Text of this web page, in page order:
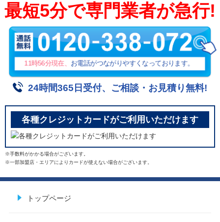
最短5分で専門業者が急行!
11時56分現在、お電話がつながりやすくなっております。
24時間365日受付、ご相談・お見積り無料!
各種クレジットカードがご利用いただけます
※手数料がかかる場合がございます。
※一部加盟店・エリアによりカードが使えない場合がございます。
トップページ